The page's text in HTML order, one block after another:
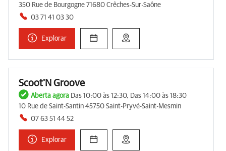
350 Rue de Bourgogne 71680 Crêches-Sur-Saône
03 71 41 03 30
Explorar
Scoot'N Groove
Aberta agora Das 10:00 às 12:30, Das 14:00 às 18:30
10 Rue de Saint-Santin 45750 Saint-Pryvé-Saint-Mesmin
07 63 51 44 52
Explorar